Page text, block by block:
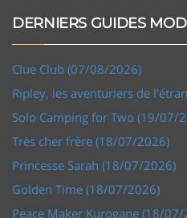
DERNIERS GUIDES
Clue Club (07/08/2026)
Ripley, les aventuriers de
Solo Camping for Two (19/07/
Très cher frère (18/07/2026)
Princesse Sarah (18/07/2026)
Golden Time (18/07/2026)
Peace Maker Kurogane (18/